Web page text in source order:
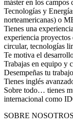
máster en los campos
Tecnologías y
norteamericanas) o
Tienes una
experiencia
circular, tecnologías
Te motiva el
Trabajas en equipo y
Desempeñas tu
Tienes inglés
Sobre todo… tienes
internacional como
SOBRE NOSOTROS